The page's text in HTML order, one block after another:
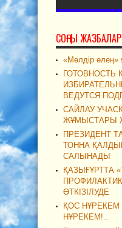
СОҢҒЫ ЖАЗБАЛАР
«Мөлдір өлең»
ГОТОВНОСТЬ
ВЕДУТСЯ
САЙЛАУ
ЖҰМЫСТАРЫ
ПРЕЗИДЕНТ
ТОННА
САЛЫНАДЫ
ҚАЗЫҒҰРТТА
ӨТКІЗІЛУДЕ
ҚОС НҰРЕКЕМ
НҰРЕКЕМ!..